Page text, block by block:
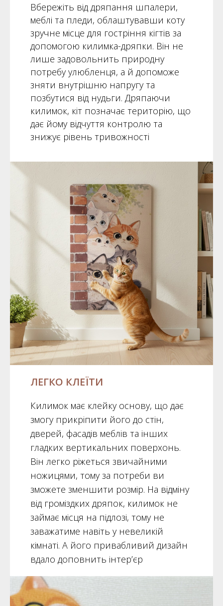
Вбережіть від дряпання шпалери,
меблі та пледи, облаштувавши коту
зручне місце для гостріння кігтів за
допомогою килимка-дряпки. Він не
лише задовольнить природну
потребу улюбленця, а й допоможе
зняти внутрішню напругу та
позбутися від нудьги. Дряпаючи
килимок, кіт позначає територію, що
дає йому відчуття контролю та
знижує рівень тривожності
ЛЕГКО КЛЕЇТИ
Килимок має клейку основу, що дає
змогу прикріпити його до стін,
дверей, фасадів меблів та інших
гладких вертикальних поверхонь.
Він легко ріжеться звичайними
ножицями, тому за потреби ви
зможете зменшити розмір. На відміну
від громіздких дряпок, килимок не
займає місця на підлозі, тому не
заважатиме навіть у невеликій
кімнаті. А його привабливий дизайн
вдало доповнить інтер’єр